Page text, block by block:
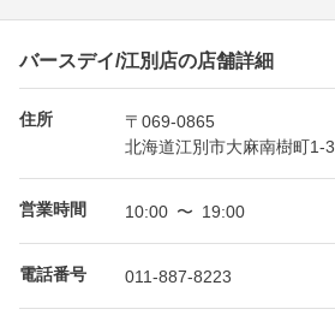
バースデイ/江別店の店舗詳細
住所
〒069-0865
北海道江別市大麻南樹町1-3
営業時間 10:00 〜 19:00
電話番号 011-887-8223